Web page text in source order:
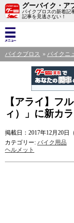
グーバイク・ア
バイクブロスの新着記
記事を見逃さない！
バイクブロス バイクニ
【アライ】フ
ィ）」に新カ
掲載日：2017年12月20日
カテゴリー: バイク用品
ヘルメット